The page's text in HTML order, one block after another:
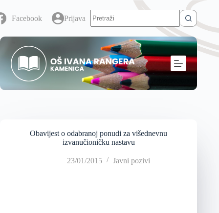
Facebook Prijava
Obavijest o odabranoj ponudi za višednevnu
izvanučioničku nastavu
23/01/2015 Javni pozivi